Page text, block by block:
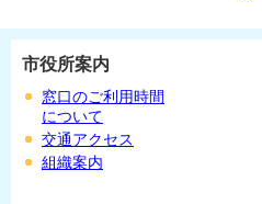
市役所案内
窓口のご利用時間
について
交通アクセス
組織案内